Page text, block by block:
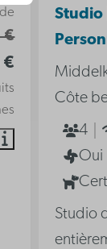
€
€
Studio
Côte
4
Oui
Studio